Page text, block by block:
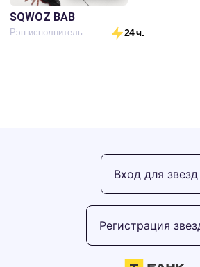
SQWOZ BAB
Рэп-исполнитель 24 ч.
Регистрация
Вход для звезд